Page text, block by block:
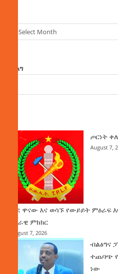
Select Month
ፈልግ
ጦርነት
August 7,
ወደ ዋናው እና ወሳኙ የውይይት ምዕራፍ
ሀገራዊ ምክክር
August 7, 2026
ብልፅግና
ተጨባጭ
ነው